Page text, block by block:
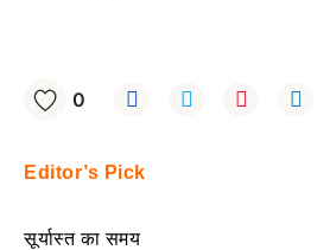
0
Editor’s Pick
सूर्यास्त का समय